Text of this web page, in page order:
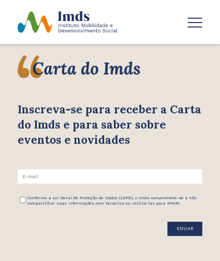
Inscreva-se para receber a Carta
do Imds e para saber sobre
eventos e novidades
Conforme a Lei Geral de Proteção de Dados (LGPD), o Imds compromete-se a não
compartilhar suas informações com terceiros ou utilizá-las para SPAM.